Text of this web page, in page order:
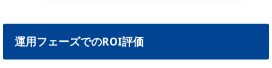
運用フェーズでのROI評価